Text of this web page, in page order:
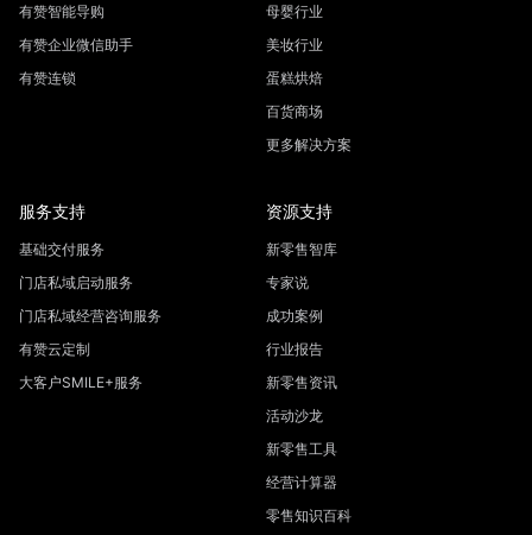
有赞智能导购
有赞企业微信助手
有赞连锁
母婴行业
美妆行业
蛋糕烘焙
百货商场
更多解决方案
服务支持
基础交付服务
门店私域启动服务
门店私域经营咨询服务
有赞云定制
大客户SMILE+服务
资源支持
新零售智库
专家说
成功案例
行业报告
新零售资讯
活动沙龙
新零售工具
经营计算器
零售知识百科